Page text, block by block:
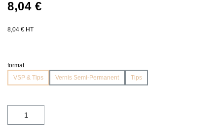
8,04 €
8,04 € HT
format
VSP & Tips
Vernis Semi-Permanent Tips